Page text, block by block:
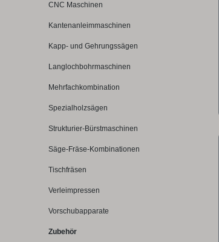
CNC Maschinen
Kantenanleimmaschinen
Kapp- und Gehrungssägen
Langlochbohrmaschinen
Mehrfachkombination
Spezialholzsägen
Strukturier-Bürstmaschinen
Säge-Fräse-Kombinationen
Tischfräsen
Verleimpressen
Vorschubapparate
Zubehör